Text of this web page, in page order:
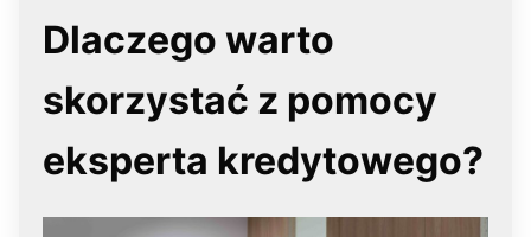
Dlaczego warto
skorzystać z pomocy
eksperta kredytowego?